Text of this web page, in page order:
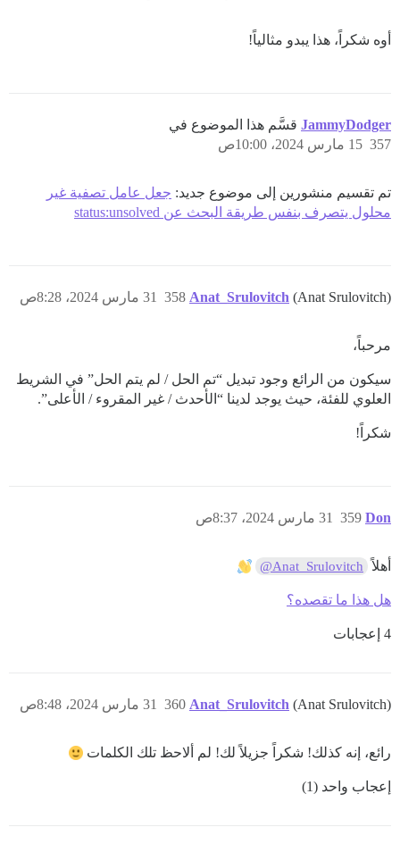
أوه شكراً، هذا يبدو مثالياً!
JammyDodger قسَّم هذا الموضوع في
15 مارس 2024، 10:00ص 357
تم تقسيم منشورين إلى موضوع جديد: جعل عامل تصفية غير
محلول يتصرف بنفس طريقة البحث عن status:unsolved
Anat_Srulovitch (Anat Srulovitch) 31 مارس 2024، 8:28ص 358
مرحباً،
سيكون من الرائع وجود تبديل “تم الحل / لم يتم الحل” في الشريط
العلوي للفئة، حيث يوجد لدينا “الأحدث / غير المقروء / الأعلى”.
شكراً!
Don 31 مارس 2024، 8:37ص 359
أهلاً @Anat_Srulovitch
هل هذا ما تقصده؟
4 إعجابات
Anat_Srulovitch (Anat Srulovitch) 31 مارس 2024، 8:48ص 360
رائع، إنه كذلك! شكراً جزيلاً لك! لم ألاحظ تلك الكلمات
إعجاب واحد (1)